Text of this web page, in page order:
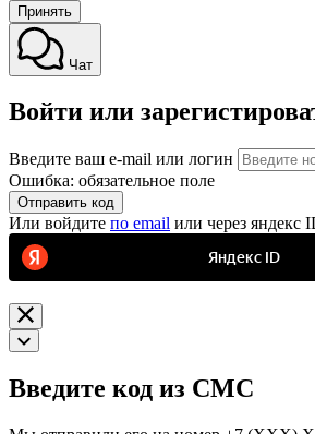
Принять
Чат
Войти или
Введите ваш e-mail или логин
Ошибка: обязательное поле
Отправить код
Или войдите по email или через яндекс
Введите код из СМС